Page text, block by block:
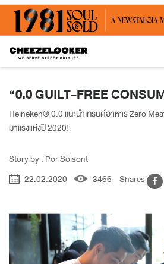
“0.0 GUILT-FREE
Heineken® 0.0 แนะนำเทรนด์อาหาร Zero
มาแรงแห่งปี 2020!
Story by : Por Soisont
22.02.2020
3466 Shares